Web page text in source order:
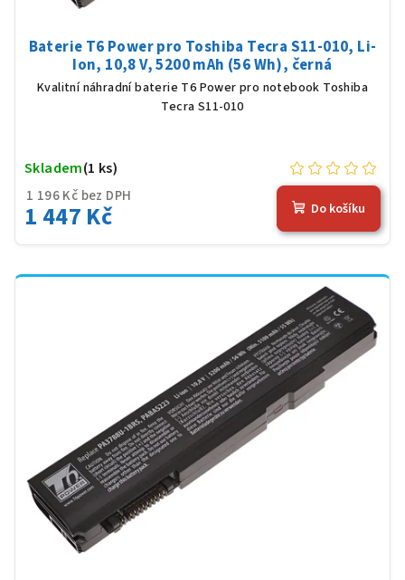
Baterie T6 Power pro Toshiba Tecra S11-010, Li-
Ion, 10,8 V, 5200 mAh (56 Wh), černá
Kvalitní náhradní baterie T6 Power pro notebook Toshiba
Tecra S11-010
1 196 Kč bez DPH
1 447 Kč
Skladem(1 ks)
Do košíku